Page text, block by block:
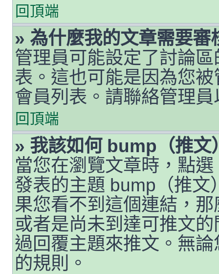
回頂端
» 為什麼我的文章需要審
管理員可能設定了討論
表。這也可能是因為您
會員列表。請聯絡管理
回頂端
» 我該如何 bump（推文
當您在瀏覽文章時，點
發表的主題 bump（推文
果您看不到這個連結，
或者是尚未到達可推文
過回覆主題來推文。無
的規則。